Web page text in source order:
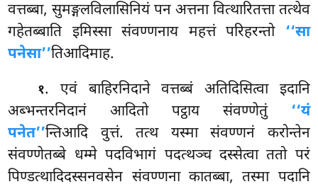
वत्तब्बा, सुमङ्गलविलासिनियंपन अत्तना वित्थारितत्ता तत्थेव
गहेतब्बाति इमिस्सा संवण्णनाय महत्तं परिहरन्तो ‘‘सा
पनेसा’’तिआदिमाह.
१. एवं बाहिरनिदाने वत्तब्बं अतिदिसित्वा इदानि
अब्भन्तरनिदानं आदितो पट्ठाय संवण्णेतुं ‘‘यं
पनेत’’न्तिआदि वुत्तं. तत्थ यस्मा संवण्णनं करोन्तेन
संवण्णेतब्बे धम्मे पदविभागं पदत्थञ्च दस्सेत्वा ततो परं
पिण्डत्थादिदस्सनवसेन संवण्णना कातब्बा, तस्मा पदानि